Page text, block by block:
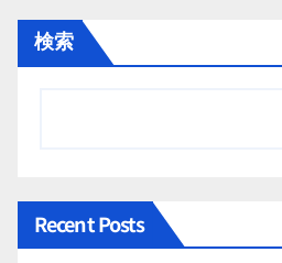
検索
Recent Posts